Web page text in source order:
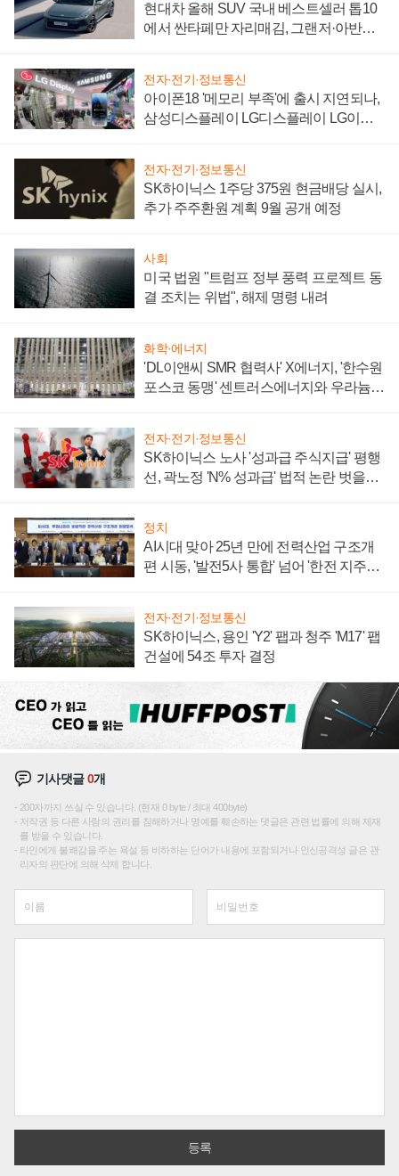
현대차 올해 SUV 국내 베스트셀러 톱10
에서 싼타페만 자리매김, 그랜저·아반떼
전자·전기·정보통신
아이폰18 '메모리 부족'에 출시 지연되나,
삼성디스플레이 LG디스플레이 LG이노
전자·전기·정보통신
SK하이닉스 1주당 375원 현금배당 실시,
추가 주주환원 계획 9월 공개 예정
사회
미국 법원 "트럼프 정부 풍력 프로젝트 동
결 조치는 위법", 해제 명령 내려
화학·에너지
'DL이앤씨 SMR 협력사' X에너지, '한수원
포스코 동맹' 센트러스에너지와 우라늄
전자·전기·정보통신
SK하이닉스 노사 '성과급 주식지급' 평행
선, 곽노정 'N% 성과급' 법적 논란 벗을지
정치
AI시대 맞아 25년 만에 전력산업 구조개
편 시동, '발전5사 통합' 넘어 '한전 지주사'
전자·전기·정보통신
SK하이닉스, 용인 'Y2' 팹과 청주 'M17' 팹
건설에 54조 투자 결정
기사댓글0개
200자까지 쓰실 수 있습니다. (현재 0 byte / 최대 400byte)
저작권 등 다른 사람의 권리를 침해하거나 명예를 훼손하는 댓글은 관련 법률에 의해 제재
를 받을 수 있습니다.
타인에게 불쾌감을 주는 욕설 등 비하하는 단어가 내용에 포함되거나 인신공격성 글은 관
리자의 판단에 의해 삭제 합니다.